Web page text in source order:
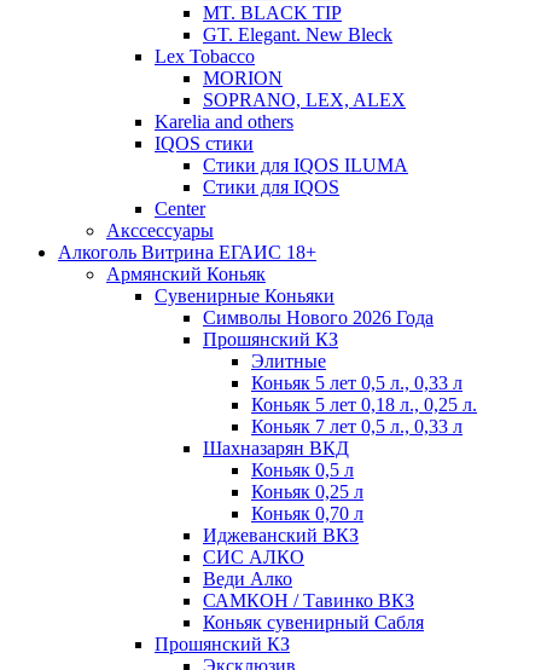
MT. BLACK TIP
GT. Elegant. New Bleck
Lex Tobacco
MORION
SOPRANO, LEX, ALEX
Karelia and others
IQOS стики
Стики для IQOS ILUMA
Стики для IQOS
Сenter
Акссессуары
Алкоголь Витрина ЕГАИС 18+
Армянский Коньяк
Сувенирные Коньяки
Символы Нового 2026 Года
Прошянский КЗ
Элитные
Коньяк 5 лет 0,5 л., 0,33 л
Коньяк 5 лет 0,18 л., 0,25 л.
Коньяк 7 лет 0,5 л., 0,33 л
Шахназарян ВКД
Коньяк 0,5 л
Коньяк 0,25 л
Коньяк 0,70 л
Иджеванский ВКЗ
СИС АЛКО
Веди Алко
САМКОН / Тавинко ВКЗ
Коньяк сувенирный Сабля
Прошянский КЗ
Эксклюзив